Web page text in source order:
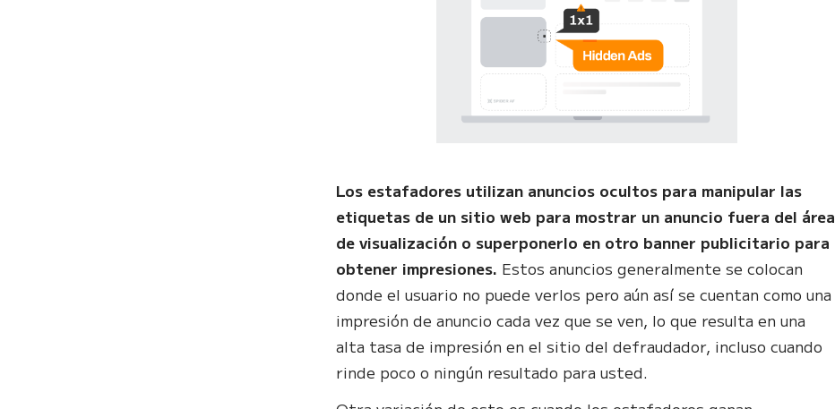
Los estafadores utilizan anuncios ocultos para manipular las
etiquetas de un sitio web para mostrar un anuncio fuera del área
de visualización o superponerlo en otro banner publicitario para
obtener impresiones. Estos anuncios generalmente se colocan
donde el usuario no puede verlos pero aún así se cuentan como una
impresión de anuncio cada vez que se ven, lo que resulta en una
alta tasa de impresión en el sitio del defraudador, incluso cuando
rinde poco o ningún resultado para usted.